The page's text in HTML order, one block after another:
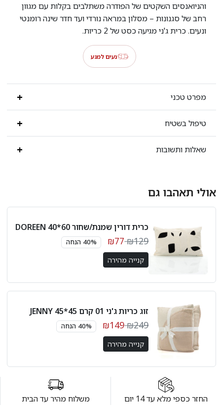
והניואנסים השקטים של הפודרה משתלבים בקלות עם מגוון
רחב של סגנונות – מסלון במראה נורדי ועד חדר שינה רומנטי
ונעים. כרית ג'ני מגיעה כסט של 2 כריות.
נעים למגע
מפרט טכני
טיפול בשטיח
שאלות ותשובות
אולי תאהבו גם
כרית דורין שמנת/שחור 60*40 DOREEN
₪129
₪77 40% הנחה
קנייה מהירה
זוג כריות ג'ני 01 קרם 45*45 JENNY
₪249
₪149 40% הנחה
קנייה מהירה
החזר כספי מלא עד 14 יום משלוח מהיר עד הבית